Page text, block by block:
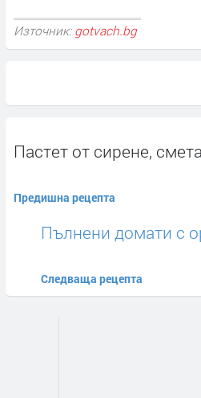
Източник: gotvach.bg
Пастет от сирене,
Предишна рецепта
Пълнени домати с
Следваща рецепта